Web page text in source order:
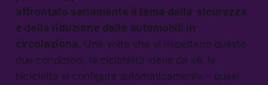
affrontato seriamente il tema della sicurezza
e della riduzione delle automobili in
circolazione. Una volta che si rispettano queste
due condizioni, la ciclabilità viene da sé: la
bicicletta si configura automaticamente – quasi